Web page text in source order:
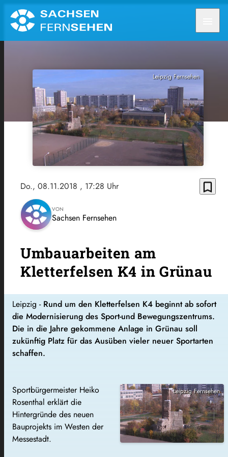
Leipzig Fernsehen
Do., 08.11.2018 , 17:28 Uhr bookmark_border
VON
Sachsen Fernsehen
Umbauarbeiten am
Kletterfelsen K4 in Grünau
Leipzig - Rund um den Kletterfelsen K4 beginnt ab sofort
die Modernisierung des Sport-und Bewegungszentrums.
Die in die Jahre gekommene Anlage in Grünau soll
zukünftig Platz für das Ausüben vieler neuer Sportarten
schaffen.
Sportbürgermeister Heiko
Rosenthal erklärt die
Hintergründe des neuen
Bauprojekts im Westen der
Messestadt.
Leipzig Fernsehen